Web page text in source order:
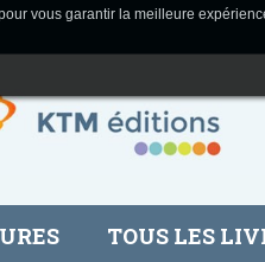
TOUS LES
vous garantir la meilleure